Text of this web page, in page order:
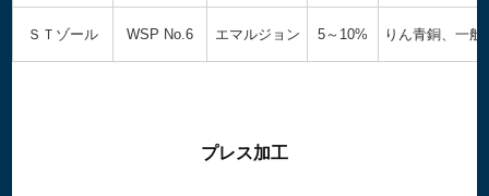
ＳＴゾール WSP No.6 エマルジョン 5～10% りん青銅、一
プレス加工